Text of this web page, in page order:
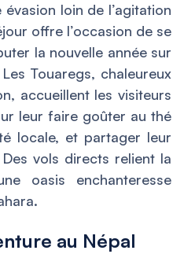
loin de l’agitation
offre l’occasion de se
la nouvelle année sur
Touaregs, chaleureux
accueillent les visiteurs
leur faire goûter au thé
locale, et partager leur
vols directs relient la
oasis enchanteresse
au Népal